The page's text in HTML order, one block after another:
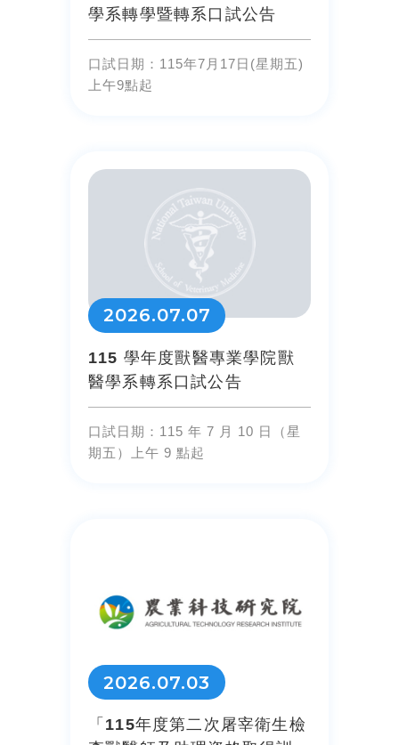
學系轉學暨轉系口試公告
口試日期：115年7月17日(星期五)
上午9點起
2026.07.07
115 學年度獸醫專業學院獸
醫學系轉系口試公告
口試日期：115 年 7 月 10 日（星
期五）上午 9 點起
2026.07.03
「115年度第二次屠宰衛生檢